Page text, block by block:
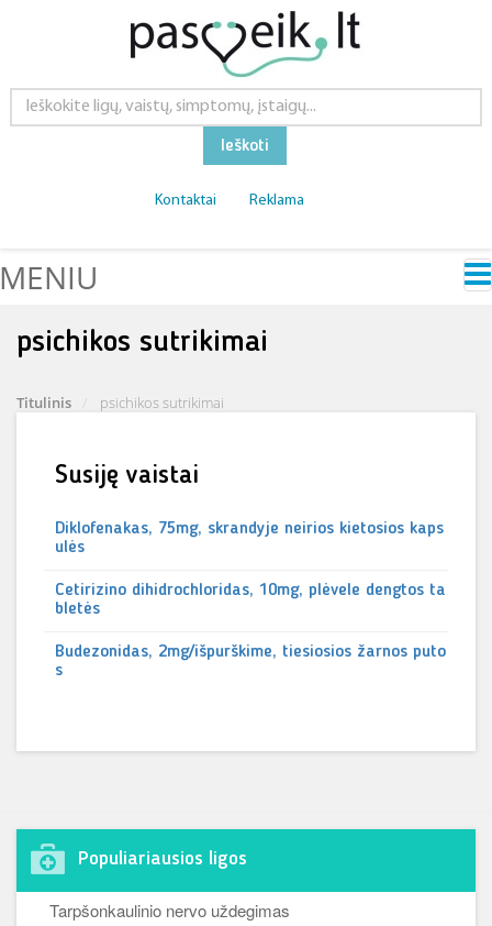
Ieškoti
Kontaktai Reklama
MENIU
psichikos sutrikimai
Titulinis psichikos sutrikimai
Susiję vaistai
Diklofenakas, 75mg, skrandyje neirios kietosios kaps
ulės
Cetirizino dihidrochloridas, 10mg, plėvele dengtos ta
bletės
Budezonidas, 2mg/išpurškime, tiesiosios žarnos puto
s
Populiariausios ligos
Tarpšonkaulinio nervo uždegimas